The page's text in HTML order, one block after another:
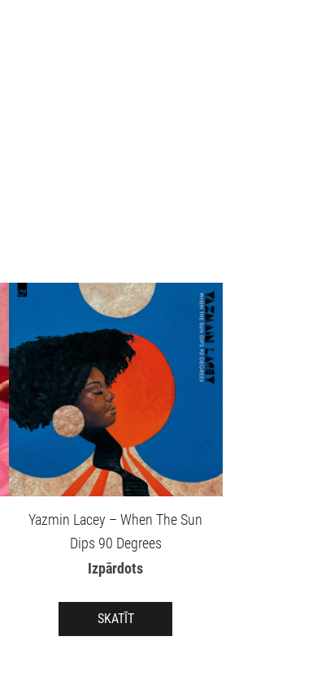
Yazmin Lacey – When The Sun
Dips 90 Degrees
Izpārdots
SKATĪT